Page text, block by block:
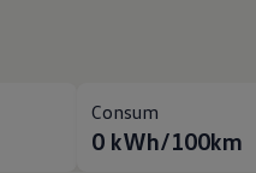
Consum
0 kWh/100km